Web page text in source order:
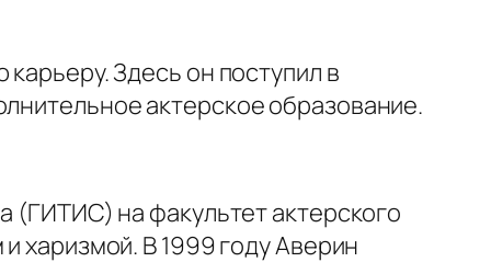
Здесь он поступил в
актерское образование.
(ГИТИС) на факультет актерского
харизмой. В 1999 году Аверин